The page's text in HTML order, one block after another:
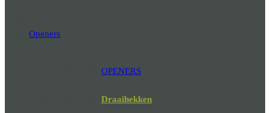
Openers
OPENERS
Draaihekken